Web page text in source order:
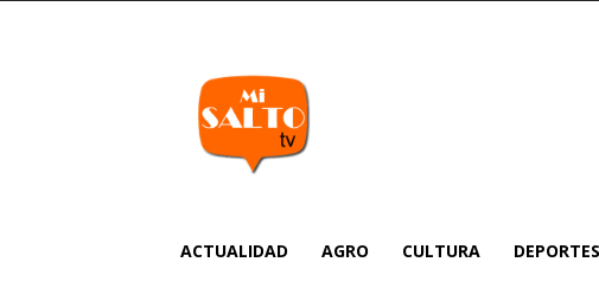
ACTUALIDAD AGRO CULTURA DEPORTES